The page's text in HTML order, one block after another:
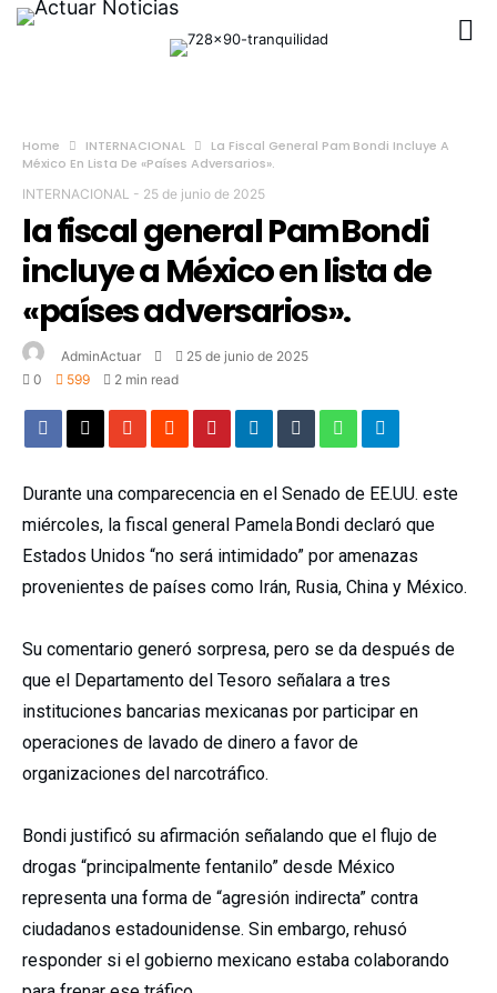
Home INTERNACIONAL
La Fiscal General Pam Bondi Incluye A
México En Lista De «países Adversarios».
INTERNACIONAL - 25 de junio de 2025
la fiscal general Pam Bondi
incluye a México en lista de
«países adversarios».
AdminActuar
25 de junio de 2025
0
599 2 min read
Durante una comparecencia en el Senado de EE.UU. este
miércoles, la fiscal general Pamela Bondi declaró que
Estados Unidos “no será intimidado” por amenazas
provenientes de países como Irán, Rusia, China y México.
Su comentario generó sorpresa, pero se da después de
que el Departamento del Tesoro señalara a tres
instituciones bancarias mexicanas por participar en
operaciones de lavado de dinero a favor de
organizaciones del narcotráfico.
Bondi justificó su afirmación señalando que el flujo de
drogas “principalmente fentanilo” desde México
representa una forma de “agresión indirecta” contra
ciudadanos estadounidense. Sin embargo, rehusó
responder si el gobierno mexicano estaba colaborando